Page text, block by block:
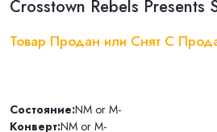
Crosstown Rebels Presents
Товар Продан или Снят С
Состояние:NM or M-
Конверт:NM or M-